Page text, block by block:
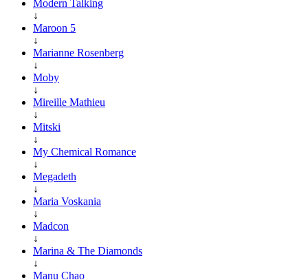
Modern Talking
↓
Maroon 5
↓
Marianne Rosenberg
↓
Moby
↓
Mireille Mathieu
↓
Mitski
↓
My Chemical Romance
↓
Megadeth
↓
Maria Voskania
↓
Madcon
↓
Marina & The Diamonds
↓
Manu Chao